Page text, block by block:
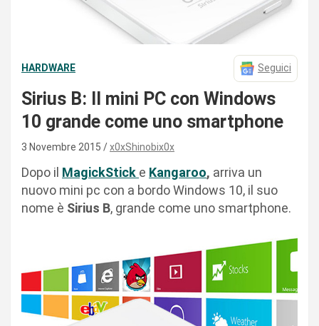
HARDWARE Seguici
Sirius B: Il mini PC con Windows
10 grande come uno smartphone
3 Novembre 2015 x0xShinobix0x
Dopo il MagickStick e Kangaroo, arriva un
nuovo mini pc con a bordo Windows 10, il suo
nome è Sirius B, grande come uno smartphone.